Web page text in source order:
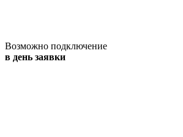
Возможно подключение
в день заявки